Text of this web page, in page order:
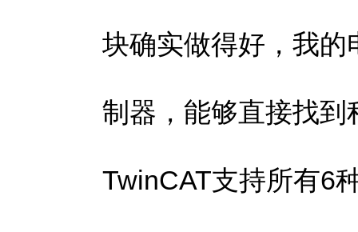
块确实做得好，我的
制器，能够直接找到
TwinCAT支持所有6